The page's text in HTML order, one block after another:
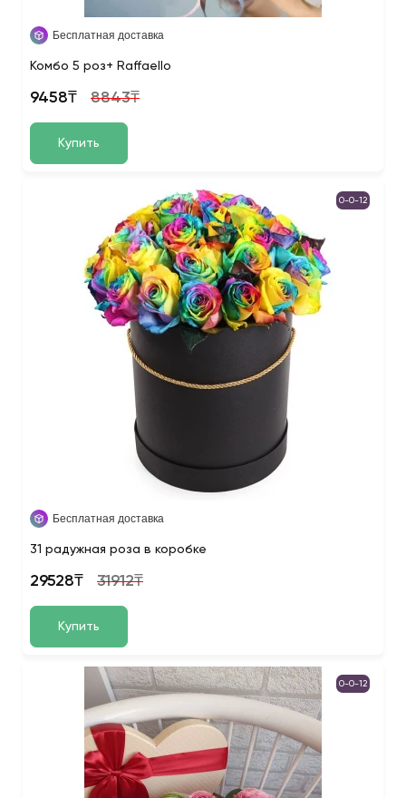
Бесплатная доставка
Комбо 5 роз+ Raffaello
9458₸ 8843₸
Купить
0-0-12
Бесплатная доставка
31 радужная роза в коробке
29528₸ 31912₸
Купить
0-0-12